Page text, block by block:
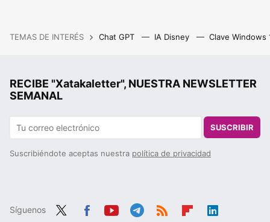
TEMAS DE INTERÉS Chat GPT IA Disney Clave Windows
RECIBE "Xatakaletter", NUESTRA NEWSLETTER
SEMANAL
SUSCRIBIR
Suscribiéndote aceptas nuestra política de privacidad
Síguenos